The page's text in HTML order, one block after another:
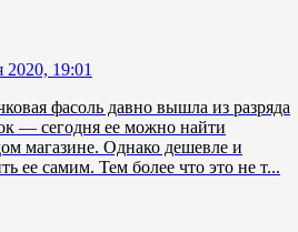
19:01
фасоль давно вышла из разряда
— сегодня ее можно найти
магазине. Однако дешевле и
ее самим. Тем более что это не т...